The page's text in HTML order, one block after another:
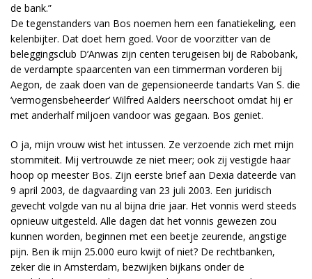
de bank.”
De tegenstanders van Bos noemen hem een fanatiekeling, een
kelenbijter. Dat doet hem goed. Voor de voorzitter van de
beleggingsclub D’Anwas zijn centen terugeisen bij de Rabobank,
de verdampte spaarcenten van een timmerman vorderen bij
Aegon, de zaak doen van de gepensioneerde tandarts Van S. die
‘vermogensbeheerder’ Wilfred Aalders neerschoot omdat hij er
met anderhalf miljoen vandoor was gegaan. Bos geniet.
O ja, mijn vrouw wist het intussen. Ze verzoende zich met mijn
stommiteit. Mij vertrouwde ze niet meer; ook zij vestigde haar
hoop op meester Bos. Zijn eerste brief aan Dexia dateerde van
9 april 2003, de dagvaarding van 23 juli 2003. Een juridisch
gevecht volgde van nu al bijna drie jaar. Het vonnis werd steeds
opnieuw uitgesteld. Alle dagen dat het vonnis gewezen zou
kunnen worden, beginnen met een beetje zeurende, angstige
pijn. Ben ik mijn 25.000 euro kwijt of niet? De rechtbanken,
zeker die in Amsterdam, bezwijken bijkans onder de